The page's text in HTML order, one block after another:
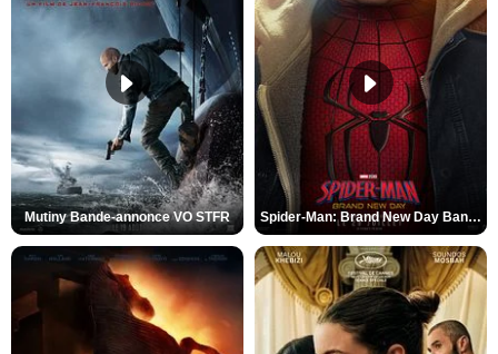
Mutiny Bande-annonce VO STFR Spider-Man: Brand New Day Bande-annonce VO STFR